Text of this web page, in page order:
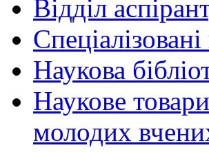
Відділ
Наукова
Наукове
молодих